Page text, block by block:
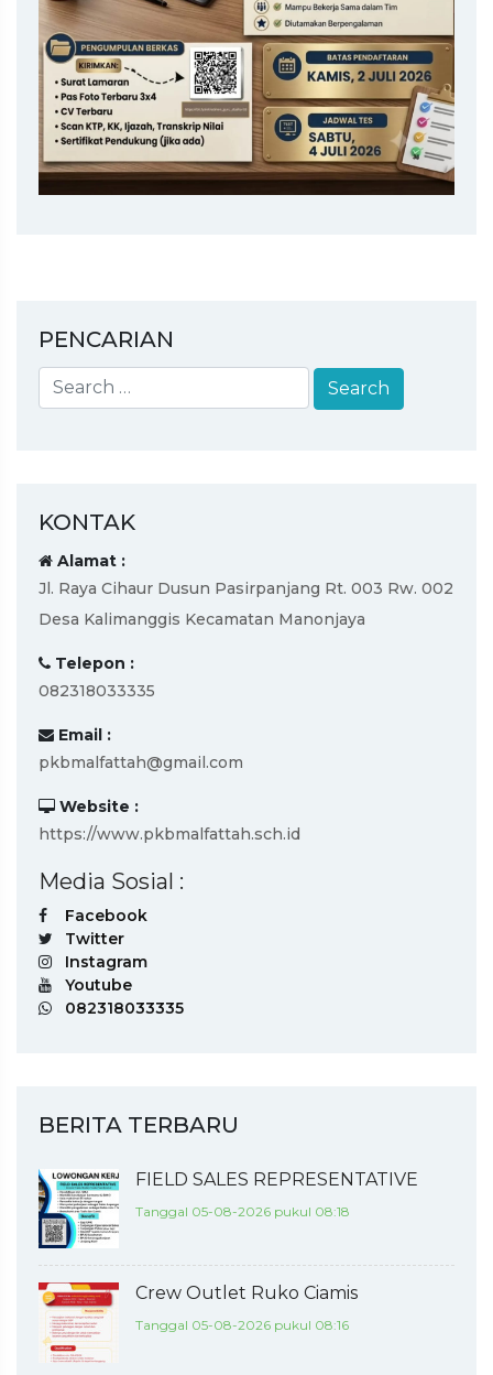
PENCARIAN
KONTAK
Alamat :
Jl. Raya Cihaur Dusun Pasirpanjang Rt. 003 Rw. 002
Desa Kalimanggis Kecamatan Manonjaya
Telepon :
082318033335
Email :
pkbmalfattah@gmail.com
Website :
https://www.pkbmalfattah.sch.id
Media Sosial :
Facebook
Twitter
Instagram
Youtube
082318033335
BERITA TERBARU
FIELD SALES REPRESENTATIVE
Tanggal 05-08-2026 pukul 08:18
Crew Outlet Ruko Ciamis
Tanggal 05-08-2026 pukul 08:16